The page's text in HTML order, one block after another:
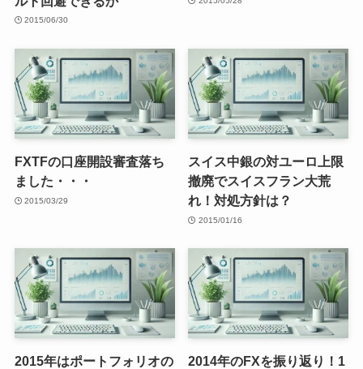
2015/06/30
FXTFの口座開設審査落ち
ました・・・
2015/03/29
スイス中銀の対ユーロ上限
撤廃でスイスフラン大荒
れ！対処方針は？
2015/01/16
2015年はポートフォリオの
2014年のFXを振り返り！1